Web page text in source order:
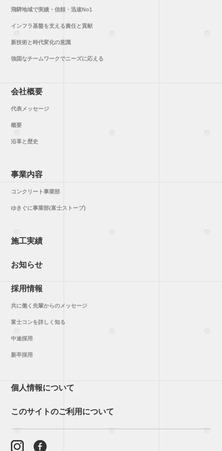
飛騨地域で実績・信頼・迅速No1
インフラ基盤を支える責任と貢献
新技術と時代変化の意識
強固なチームワークでニーズに応える
会社概要
代表メッセージ
概要
沿革と歴史
事業内容
コンクリート事業部
ゆきぐに事業部(富士ストーブ)
施工実績
お知らせ
採用情報
共に働く先輩からのメッセージ
富士コンを詳しく知る
中途採用
新卒採用
個人情報について
このサイトのご利用について